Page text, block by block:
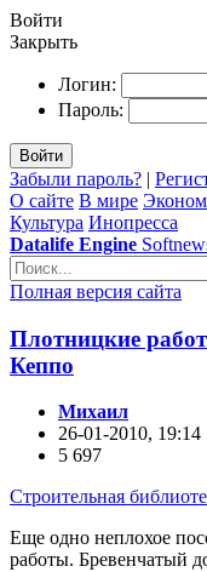
Войти
Закрыть
Логин:
Пароль:
Войти
Забыли пароль? |
О сайте В мире
Культура Инопресса
Datalife Engine
Полная версия сайта
Плотницкие
Кеппо
Михаил
26-01-2010, 19:14
5 697
Строительная
Еще одно неплохое
работы. Бревенчатый